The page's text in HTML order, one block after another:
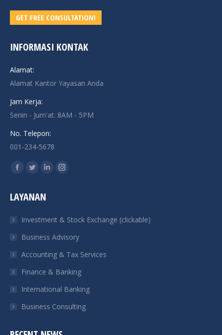
GET FREE CONSULTATION!
INFORMASI KONTAK
Alamat:
Alamat Kantor Yayasan Anda
Jam Kerja:
Senin - Jum'at: 8AM - 5PM
No. Telepon:
001-234-5678
Find us on:
Facebook
opens
new
window
Twitter
opens
new
window
Linkedin
new
window
Instagram
new
window
LAYANAN
Investment & Stock Exchange (clickable)
Business Advisory
Accounting & Tax Services
Finance & Banking
International Banking
Business Consulting